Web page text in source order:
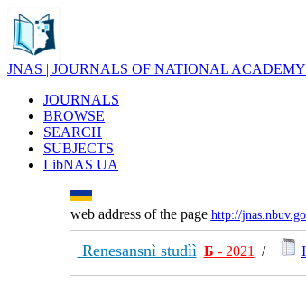
JNAS | JOURNALS OF NATIONAL
JOURNALS
BROWSE
SEARCH
SUBJECTS
LibNAS UA
web address of the page http://
Renesansnì studìì Б - 2021 /